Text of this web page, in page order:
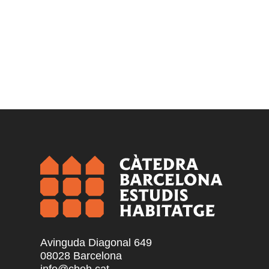
Avinguda Diagonal 649
08028 Barcelona